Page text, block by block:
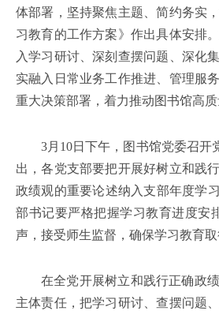
体部署，坚持聚焦主题、简约务实
习教育的工作方案》作出具体安排
入学习研讨、深刻查摆问题、深化
实融入日常业务工作推进、管理服
重大决策部署，着力推动图书馆高质
3月10日下午，图书馆党委召
出，各党支部要把开展好树立和践
政绩观的重要论述纳入支部年度学
部书记要严格把握学习教育进度安
声，接受师生监督，确保学习教育取
在全党开展树立和践行正确政
主体责任，把学习研讨、查摆问题